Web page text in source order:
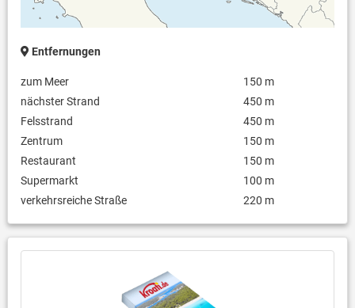
Entfernungen
zum Meer
150 m
nächster Strand
450 m
Felsstrand
450 m
Zentrum
150 m
Restaurant
150 m
Supermarkt
100 m
verkehrsreiche Straße
220 m